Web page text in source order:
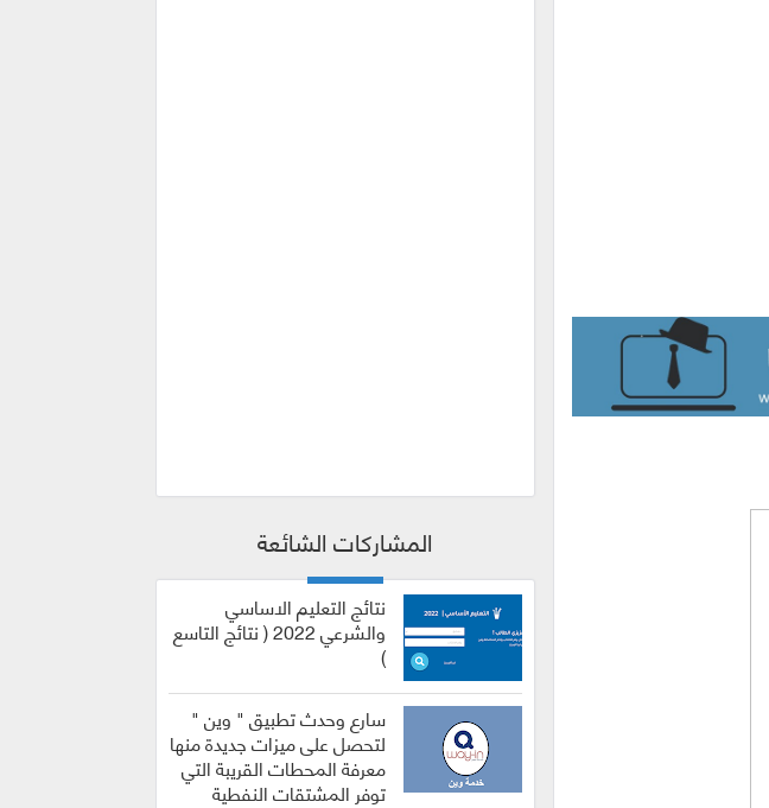
المشاركات الشائعة
نتائج التعليم الاساسي
والشرعي 2022 ( نتائج التاسع
)
سارع وحدث تطبيق " وين "
لتحصل على ميزات جديدة منها
معرفة المحطات القريبة التي
توفر المشتقات النفطية